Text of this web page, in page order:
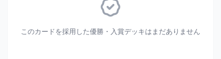
このカードを採用した優勝・入賞デッキはまだありません